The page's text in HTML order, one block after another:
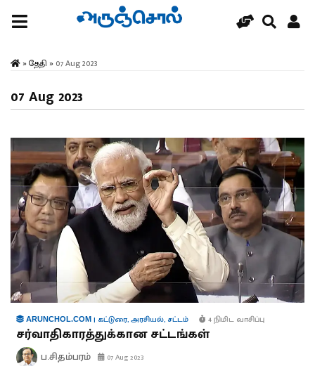
» தேதி » 07 Aug 2023
07 Aug 2023
ARUNCHOL.COM | கட்டுரை,அரசியல், சட்டம் 4 நிமிட வாசிப்பு
சர்வாதிகாரத்துக்கான சட்டங்கள்
ப.சிதம்பரம் 07 Aug 2023